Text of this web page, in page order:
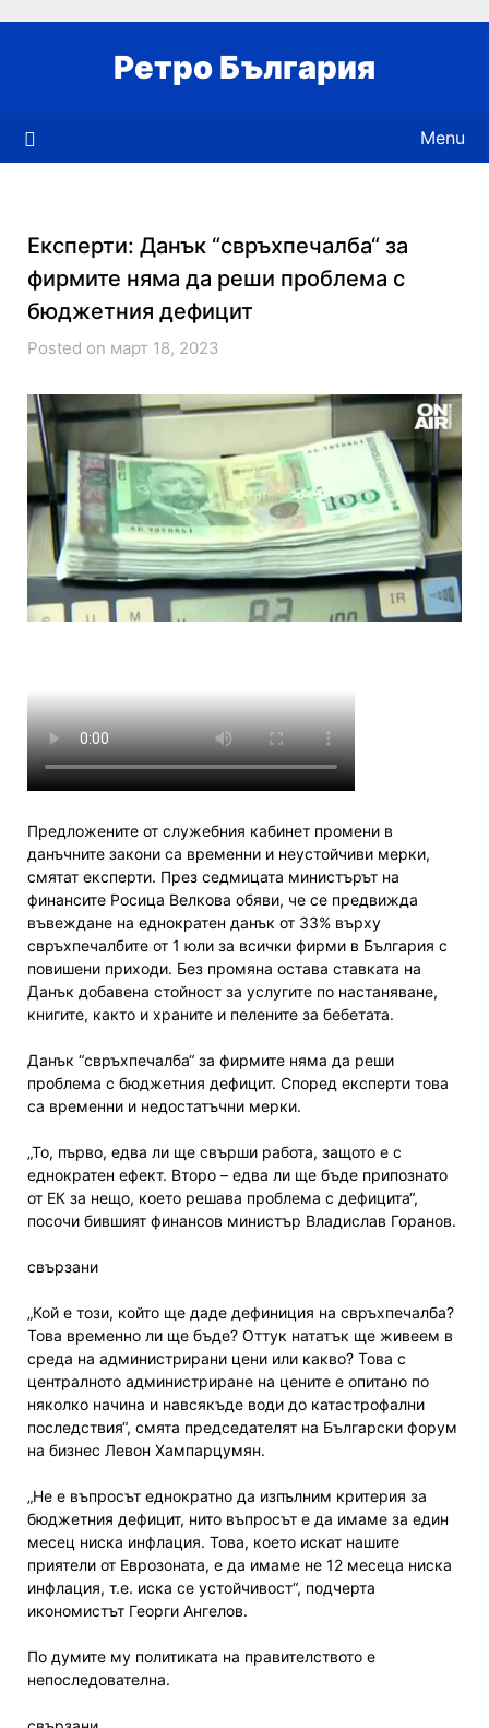
Ретро България
Menu
Експерти: Данък “свръхпечалба“ за
фирмите няма да реши проблема с
бюджетния дефицит
Posted on март 18, 2023
Предложените от служебния кабинет промени в
данъчните закони са временни и неустойчиви мерки,
смятат експерти. През седмицата министърът на
финансите Росица Велкова обяви, че се предвижда
въвеждане на еднократен данък от 33% върху
свръхпечалбите от 1 юли за всички фирми в България с
повишени приходи. Без промяна остава ставката на
Данък добавена стойност за услугите по настаняване,
книгите, както и храните и пелените за бебетата.
Данък “свръхпечалба“ за фирмите няма да реши
проблема с бюджетния дефицит. Според експерти това
са временни и недостатъчни мерки.
„То, първо, едва ли ще свърши работа, защото е с
еднократен ефект. Второ – едва ли ще бъде припознато
от ЕК за нещо, което решава проблема с дефицита“,
посочи бившият финансов министър Владислав Горанов.
свързани
„Кой е този, който ще даде дефиниция на свръхпечалба?
Това временно ли ще бъде? Оттук нататък ще живеем в
среда на администрирани цени или какво? Това с
централното администриране на цените е опитано по
няколко начина и навсякъде води до катастрофални
последствия“, смята председателят на Български форум
на бизнес Левон Хампарцумян.
„Не е въпросът еднократно да изпълним критерия за
бюджетния дефицит, нито въпросът е да имаме за един
месец ниска инфлация. Това, което искат нашите
приятели от Еврозоната, е да имаме не 12 месеца ниска
инфлация, т.е. иска се устойчивост“, подчерта
икономистът Георги Ангелов.
По думите му политиката на правителството е
непоследователна.